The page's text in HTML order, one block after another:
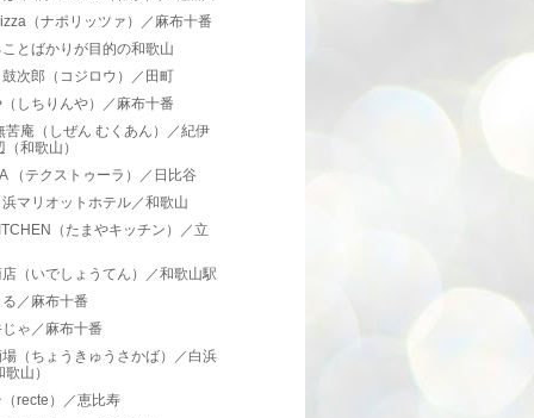
（ナポリッツァ）／麻布十番
とばかりが目的の和歌山
次郎（コジロウ）／田町
しちりんや）／麻布十番
苦庵（しぜん むくあん）／紀伊
（和歌山）
（テクストゥーラ）／日比谷
マリオットホテル／和歌山
（たまやキッチン）／立
（いでしょうてん）／和歌山駅
／麻布十番
ゃ／麻布十番
（ちょうきゅうさかば）／白浜
山）
recte）／恵比寿